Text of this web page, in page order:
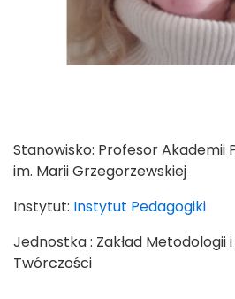
Stanowisko: Profesor Akademii
im. Marii Grzegorzewskiej
Instytut: Instytut Pedagogiki
Jednostka : Zakład Metodologii
Twórczości